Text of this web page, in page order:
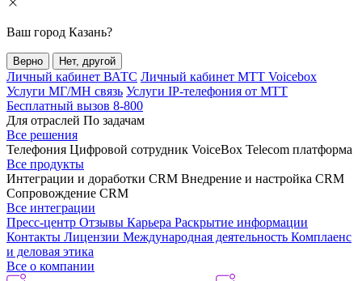
Ваш город Казань?
Верно Нет, другой
Личный кабинет ВАТС Личный кабинет МТТ Voicebox
Услуги МГ/МН связь Услуги IP-телефония от МТТ
Бесплатный вызов 8-800
Для отраслей По задачам
Все решения
Телефония Цифровой сотрудник VoiceBox Telecom платформа
Все продукты
Интеграции и доработки CRM Внедрение и настройка CRM
Сопровождение CRM
Все интеграции
Пресс-центр Отзывы Карьера Раскрытие информации
Контакты Лицензии Международная деятельность Комплаенс
и деловая этика
Все о компании